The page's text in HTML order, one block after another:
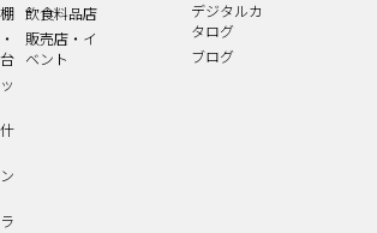
飲食料品店
販売店・イ
ベント
デジタルカ
タログ
ブログ